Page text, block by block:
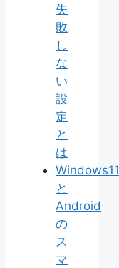
失
敗
し
な
い
設
定
と
は
Windows11
と
Android
の
ス
マ